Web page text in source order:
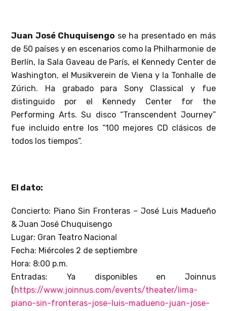
Juan José Chuquisengo se ha presentado en más
de 50 países y en escenarios como la Philharmonie de
Berlín, la Sala Gaveau de París, el Kennedy Center de
Washington, el Musikverein de Viena y la Tonhalle de
Zúrich. Ha grabado para Sony Classical y fue
distinguido por el Kennedy Center for the
Performing Arts. Su disco “Transcendent Journey”
fue incluido entre los “100 mejores CD clásicos de
todos los tiempos”.
El dato:
Concierto: Piano Sin Fronteras – José Luis Madueño
& Juan José Chuquisengo
Lugar: Gran Teatro Nacional
Fecha: Miércoles 2 de septiembre
Hora: 8:00 p.m.
Entradas: Ya disponibles en Joinnus
( https://www.joinnus.com/events/theater/lima-
piano-sin-fronteras-jose-luis-madueno-juan-jose-